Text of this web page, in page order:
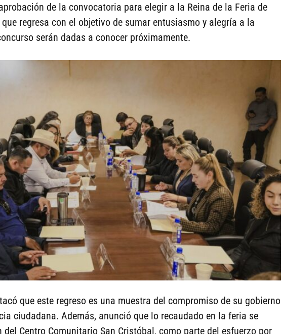
de la convocatoria para elegir a la Reina de la Feria de
regresa con el objetivo de sumar entusiasmo y alegría a la
serán dadas a conocer próximamente.
que este regreso es una muestra del compromiso de su gobierno
ciudadana. Además, anunció que lo recaudado en la feria se
Centro Comunitario San Cristóbal, como parte del esfuerzo por